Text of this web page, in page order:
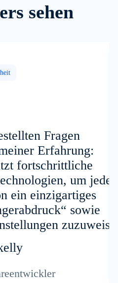
sehen
Fragen
Erfahrung:
fortschrittliche
um
ein einzigartiges
sowie
meine